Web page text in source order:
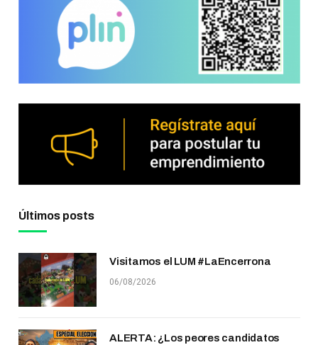
Últimos posts
Visitamos el LUM #LaEncerrona
06/08/2026
ALERTA: ¿Los peores candidatos